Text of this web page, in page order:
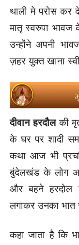
थाली मे परोस कर
मातृ स्वरुपा
उन्होंने अपनी
ज़हर युक्त खाना
दीवान हरदौलकी
के घर पर शादी
कथा आज भी
बुंदेलखंड के लोग
और बहने हरदोल
लगाकर उनका भात
कहा जाता है कि